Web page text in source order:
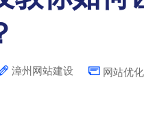
漳州网站建设 网站优化